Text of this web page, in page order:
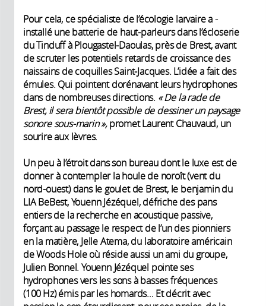
Pour cela, ce spécialiste de l’écologie larvaire a ­
installé une batterie de haut-parleurs dans l’écloserie
du Tinduff à Plougastel-Daoulas, près de Brest, avant
de scruter les potentiels retards de ­croissance des
naissains de coquilles Saint-Jacques. L’idée a fait des
émules. Qui pointent dorénavant leurs hydrophones
dans de nombreuses directions. « De la rade de
Brest, il sera bientôt possible de dessiner un paysage
sonore sous-­marin »,promet Laurent Chauvaud, un
sourire aux lèvres.
Un peu à l’étroit dans son bureau dont le luxe est de
donner à contempler la houle de noroît (vent du
nord-ouest) dans le goulet de Brest, le benjamin du
LIA BeBest, Youenn Jézéquel, défriche des pans
entiers de la recherche en acoustique passive,
forçant au passage le respect de l’un des pionniers
en la matière, Jelle Atema, du laboratoire américain
de Woods Hole où réside aussi un ami du groupe,
Julien Bonnel. Youenn Jézéquel pointe ses
hydrophones vers les sons à basses fréquences
(100 Hz) émis par les homards… Et décrit avec